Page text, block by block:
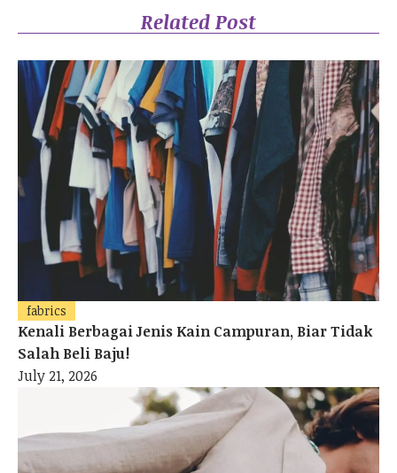
Related Post
fabrics
Kenali Berbagai Jenis Kain Campuran, Biar Tidak
Salah Beli Baju!
July 21, 2026